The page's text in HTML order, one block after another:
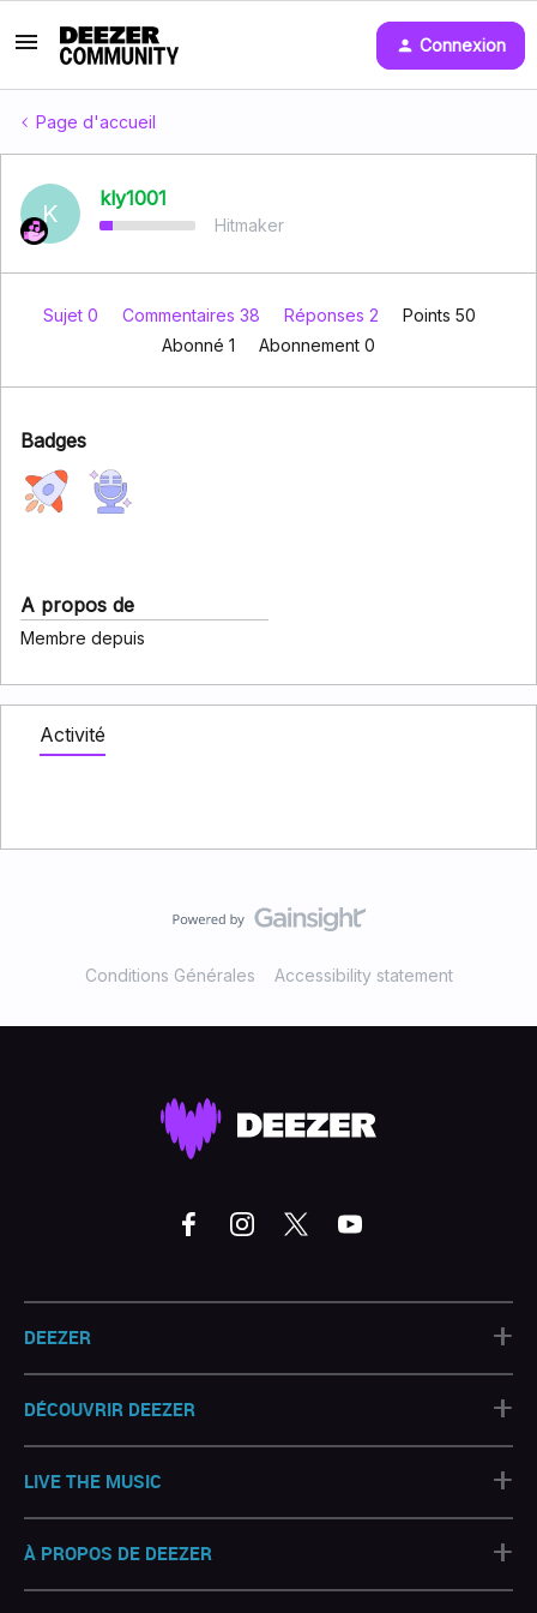
Connexion
Page d'accueil
K
kly1001
Hitmaker
Sujet 0 Commentaires 38 Réponses 2
Points 50
Abonné 1 Abonnement 0
Badges
A propos de
Membre depuis
Activité
Conditions Générales Accessibility statement
DEEZER +
DÉCOUVRIR DEEZER +
LIVE THE MUSIC +
À PROPOS DE DEEZER +